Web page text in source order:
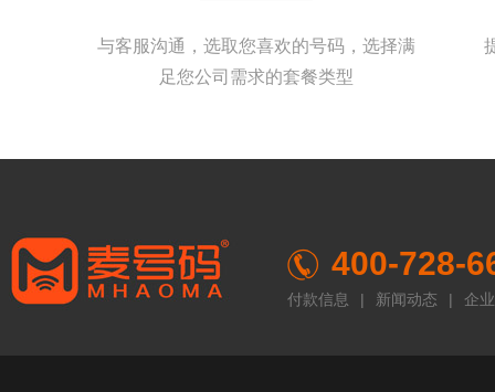
与客服沟通，选取您喜欢的号码，选择满
足您公司需求的套餐类型
400-728-
付款信息 | 新闻动态 | 企